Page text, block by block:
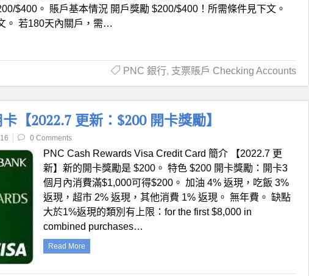
$400。 賬戶基本情況 開戶獎勵 $200/$400！所需條件見下文。
。 若180天內關戶，需…
PNC 銀行, 支票賬戶 Checking Accounts
【2022.7 更新：$200 開卡獎勵】
0 Comments
PNC Cash Rewards Visa Credit Card 簡介 【2022.7 更
新】新的開卡獎勵是 $200。 特色 $200 開卡獎勵：開卡3
個月內消費滿$1,000可得$200。 加油 4% 返現，吃飯 3%
返現，超市 2% 返現，其他消費 1% 返現。 無年費。 缺點
大於1%返現的類別有上限：for the first $8,000 in
combined purchases…
Read More